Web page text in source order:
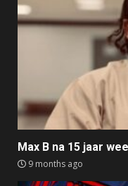
Max B na 15 jaar
9 months ago